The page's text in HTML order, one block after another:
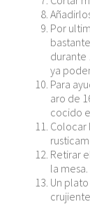
Por
durante
ya
Para
aro de
cocido
Colocar
Retirar
la mesa.
Un